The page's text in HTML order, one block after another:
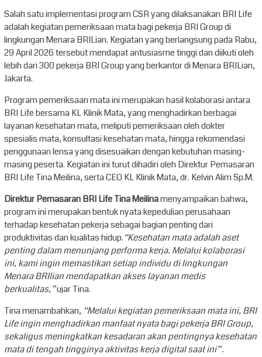
Salah satu implementasi program CSR yang dilaksanakan BRI Life
adalah kegiatan pemeriksaan mata bagi pekerja BRI Group di
lingkungan Menara BRILian. Kegiatan yang berlangsung pada Rabu,
29 April 2026 tersebut mendapat antusiasme tinggi dan diikuti oleh
lebih dari 300 pekerja BRI Group yang berkantor di Menara BRILian,
Jakarta.
Program pemeriksaan mata ini merupakan hasil kolaborasi antara
BRI Life bersama KL Klinik Mata, yang menghadirkan berbagai
layanan kesehatan mata, meliputi pemeriksaan oleh dokter
spesialis mata, konsultasi kesehatan mata, hingga rekomendasi
penggunaan lensa yang disesuaikan dengan kebutuhan masing-
masing peserta. Kegiatan ini turut dihadiri oleh Direktur Pemasaran
BRI Life Tina Meilina, serta CEO KL Klinik Mata, dr. Kelvin Alim Sp.M.
Direktur Pemasaran BRI Life Tina Meilinamenyampaikan bahwa,
program ini merupakan bentuk nyata kepedulian perusahaan
terhadap kesehatan pekerja sebagai bagian penting dari
produktivitas dan kualitas hidup.“Kesehatan mata adalah aset
penting dalam menunjang performa kerja. Melalui kolaborasi
ini, kami ingin memastikan setiap individu di lingkungan
Menara BRIlian mendapatkan akses layanan medis
berkualitas,”ujar Tina.
Tina menambahkan, “Melalui kegiatan pemeriksaan mata ini, BRI
Life ingin menghadirkan manfaat nyata bagi pekerja BRI Group,
sekaligus meningkatkan kesadaran akan pentingnya kesehatan
mata di tengah tingginya aktivitas kerja digital saat ini”.